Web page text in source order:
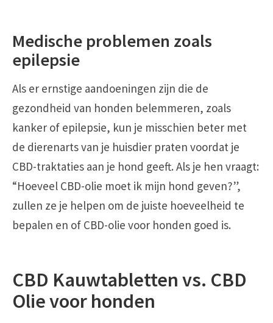
Medische problemen zoals
epilepsie
Als er ernstige aandoeningen zijn die de
gezondheid van honden belemmeren, zoals
kanker of epilepsie, kun je misschien beter met
de dierenarts van je huisdier praten voordat je
CBD-traktaties aan je hond geeft. Als je hen vraagt:
“Hoeveel CBD-olie moet ik mijn hond geven?”,
zullen ze je helpen om de juiste hoeveelheid te
bepalen en of CBD-olie voor honden goed is.
CBD Kauwtabletten vs. CBD
Olie voor honden